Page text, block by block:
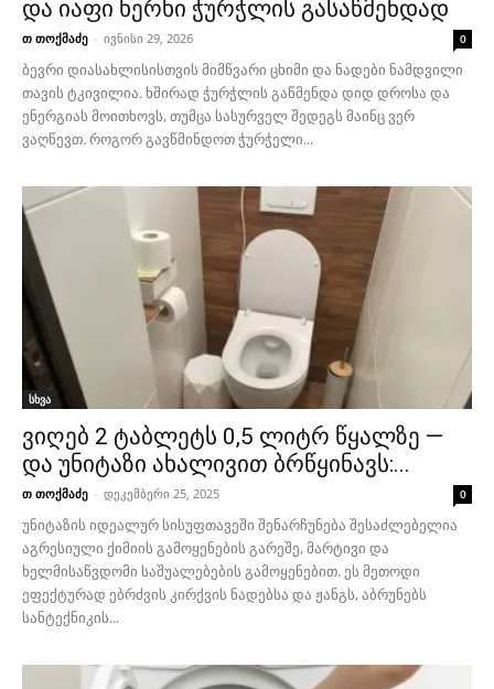
და იაფი ხერხი ჭურჭლის გასაწმენდად
თ თოქმაძე - ივნისი 29, 2026 0
ბევრი დიასახლისისთვის მიმწვარი ცხიმი და ნადები ნამდვილი
თავის ტკივილია. ხშირად ჭურჭლის გაწმენდა დიდ დროსა და
ენერგიას მოითხოვს, თუმცა სასურველ შედეგს მაინც ვერ
ვაღწევთ. როგორ გავწმინდოთ ჭურჭელი...
სხვა
ვიღებ 2 ტაბლეტს 0,5 ლიტრ წყალზე —
და უნიტაზი ახალივით ბრწყინავს:...
თ თოქმაძე - დეკემბერი 25, 2025 0
უნიტაზის იდეალურ სისუფთავეში შენარჩუნება შესაძლებელია
აგრესიული ქიმიის გამოყენების გარეშე, მარტივი და
ხელმისაწვდომი საშუალებების გამოყენებით. ეს მეთოდი
ეფექტურად ებრძვის კირქვის ნადებსა და ჟანგს, აბრუნებს
სანტექნიკის...